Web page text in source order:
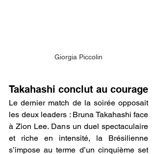
Giorgia Piccolin
Takahashi conclut au courage
Le dernier match de la soirée opposait
les deux leaders : Bruna Takahashi face
à Zion Lee. Dans un duel spectaculaire
et riche en intensité, la Brésilienne
s’impose au terme d’un cinquième set